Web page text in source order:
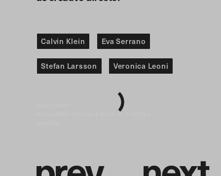
Calvin Klein Eva Serrano
Stefan Larsson Veronica Leoni
announces veronica leoni as creative